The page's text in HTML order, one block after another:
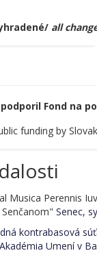
guests?
Competition
2026
FEST+2025
all
Fond na
funding by
Musica Perennis
Senec,
kontrabasová
Akadémia Umení v